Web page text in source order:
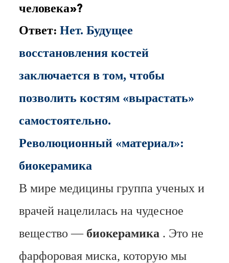
человека»?
Ответ:Нет. Будущее
восстановления костей
заключается в том, чтобы
позволить костям «вырастать»
самостоятельно.
Революционный «материал»:
биокерамика
В мире медицины группа ученых и
врачей нацелилась на чудесное
вещество — биокерамика . Это не
фарфоровая миска, которую мы